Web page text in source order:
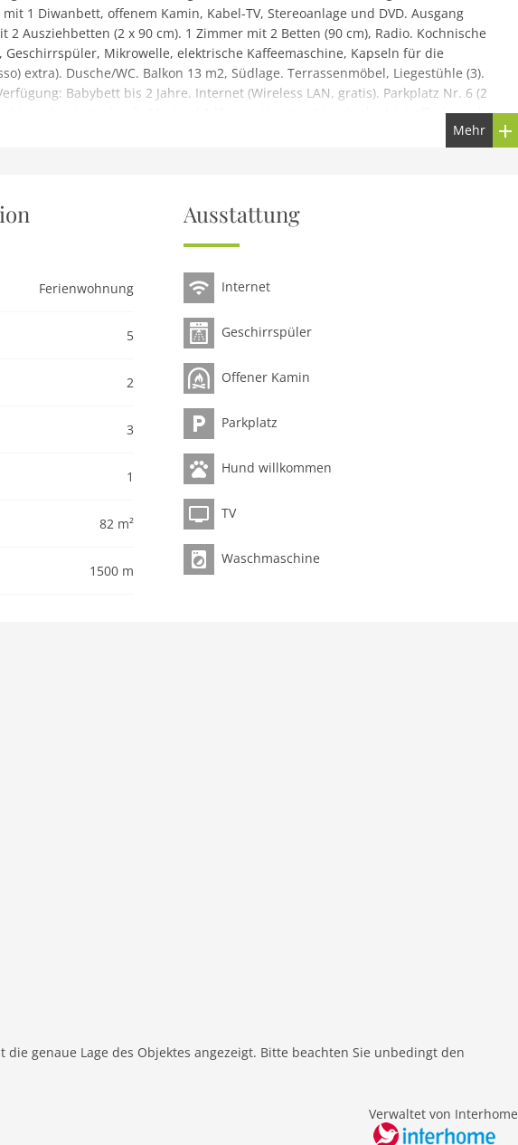
1 Diwanbett, offenem Kamin, Kabel-TV, Stereoanlage und DVD. Ausgang
2 Ausziehbetten (2 x 90 cm). 1 Zimmer mit 2 Betten (90 cm), Radio. Kochnische
Geschirrspüler, Mikrowelle, elektrische Kaffeemaschine, Kapseln für die
extra). Dusche/WC. Balkon 13 m2, Südlage. Terrassenmöbel, Liegestühle (3).
Babybett bis 2 Jahre. Internet (Wireless LAN, gratis). Parkplatz Nr. 6 (2
Unterkunft. Maximal 1 kleines Haustier/Hund erlaubt. Kaffeekapseln
Skigebiet, an einer Hauptstrasse, Richtung Südwesten. Im Hause: Fahrstuhl,
Wäschetrockner (zur Mitbenutzung). Wäschewechsel 1 mal wöchentlich
1 mal wöchentlich (zusätzlich extra). Wohnungsreinigung 1 mal
50 m, Thermalbad 250 m. Tennis 1.5 km, Skibushaltestelle 50 m, Langlaufloipe
Skibus. Weitere Unterkünfte sind buchbar.
Mehr
Ferienwohnung
5
2
3
1
82 m²
1500 m
Ausstattung
Internet
Geschirrspüler
Offener Kamin
Parkplatz
Hund willkommen
TV
Waschmaschine
die genaue Lage des Objektes angezeigt. Bitte beachten Sie unbedingt den
Verwaltet von Interhome